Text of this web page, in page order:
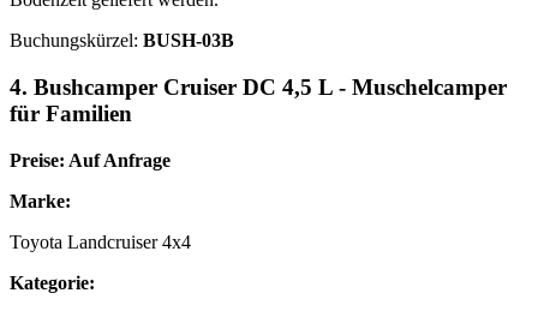
Buchungskürzel: BUSH-03B
4. Bushcamper Cruiser DC 4,5 L - Muschelcamper
für Familien
Preise: Auf Anfrage
Marke:
Toyota Landcruiser 4x4
Kategorie: